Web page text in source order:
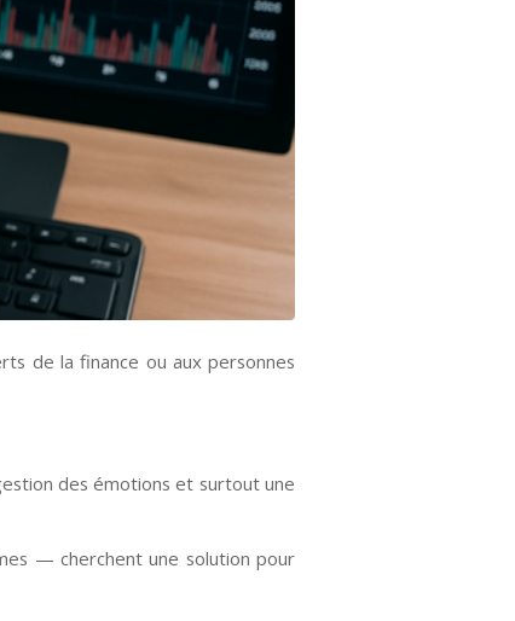
de la finance ou aux personnes
des émotions et surtout une
— cherchent une solution pour